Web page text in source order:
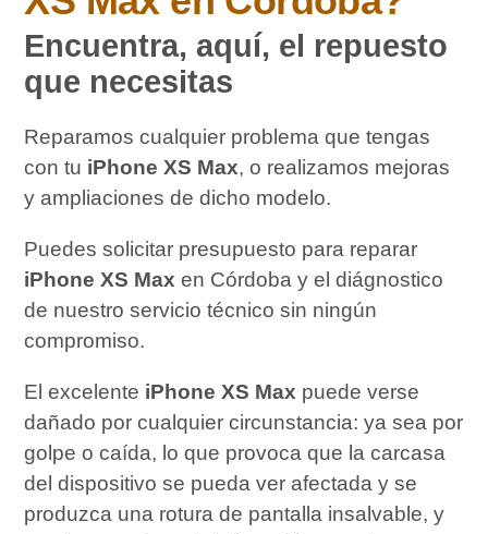
Encuentra, aquí, el repuesto
que necesitas
Reparamos cualquier problema que tengas
con tu iPhone XS Max, o realizamos mejoras
y ampliaciones de dicho modelo.
Puedes solicitar presupuesto para reparar
iPhone XS Max en Córdoba y el diágnostico
de nuestro servicio técnico sin ningún
compromiso.
El excelente iPhone XS Max puede verse
dañado por cualquier circunstancia: ya sea por
golpe o caída, lo que provoca que la carcasa
del dispositivo se pueda ver afectada y se
produzca una rotura de pantalla insalvable, y